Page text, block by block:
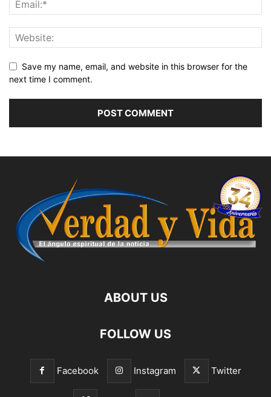
Save my name, email, and website in this browser for the
next time I comment.
ABOUT US
FOLLOW US
Facebook Instagram Twitter